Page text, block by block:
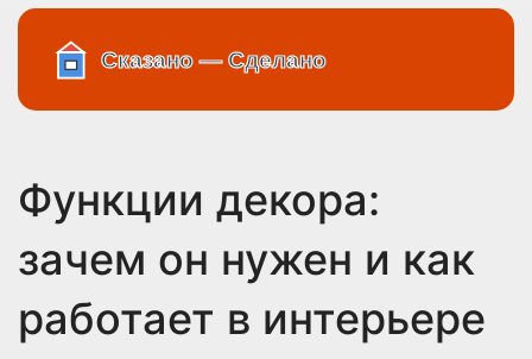
Функции декора:
зачем он нужен и как
работает в интерьере